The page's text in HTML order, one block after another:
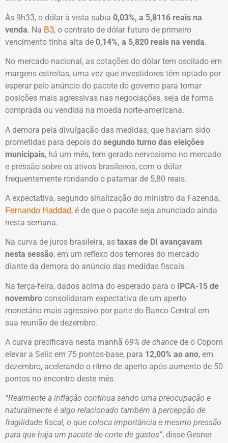
Às 9h33, o dólar à vista subia 0,03%, a 5,8116 reais na
venda. Na B3, o contrato de dólar futuro de primeiro
vencimento tinha alta de 0,14%, a 5,820 reais na venda.
No mercado nacional, as cotações do dólar tem oscilado em
margens estreitas, uma vez que investidores têm optado por
esperar pelo anúncio do pacote do governo para tomar
posições mais agressivas nas negociações, seja de forma
comprada ou vendida na moeda norte-americana.
A demora pela divulgação das medidas, que haviam sido
prometidas para depois do segundo turno das eleições
municipais, há um mês, tem gerado nervosismo no mercado
e pressão sobre os ativos brasileiros, com o dólar
frequentemente rondando o patamar de 5,80 reais.
A expectativa, segundo sinalização do ministro da Fazenda,
Fernando Haddad, é de que o pacote seja anunciado ainda
nesta semana.
Na curva de juros brasileira, as taxas de DI avançavam
nesta sessão, em um reflexo dos temores do mercado
diante da demora do anúncio das medidas fiscais.
Na terça-feira, dados acima do esperado para o IPCA-15 de
novembro consolidaram expectativa de um aperto
monetário mais agressivo por parte do Banco Central em
sua reunião de dezembro.
A curva precificava nesta manhã 69% de chance de o Copom
elevar a Selic em 75 pontos-base, para 12,00% ao ano, em
dezembro, acelerando o ritmo de aperto após aumento de 50
pontos no encontro deste mês.
“Realmente a inflação continua sendo uma preocupação e
naturalmente é algo relacionado também à percepção de
fragilidade fiscal, o que coloca importância e mesmo pressão
para que haja um pacote de corte de gastos”, disse Gesner